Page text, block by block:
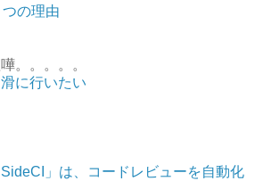
の理由
。。。。。
に行いたい
」は、コードレビューを自動化